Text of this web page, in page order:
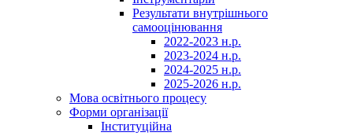
Результати внутрішнього
самооцінювання
2022-2023 н.р.
2023-2024 н.р.
2024-2025 н.р.
2025-2026 н.р.
Мова освітнього процесу
Форми організації
Інституційна